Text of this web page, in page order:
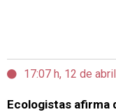
17:07 h, 12 de
Ecologistas afirma